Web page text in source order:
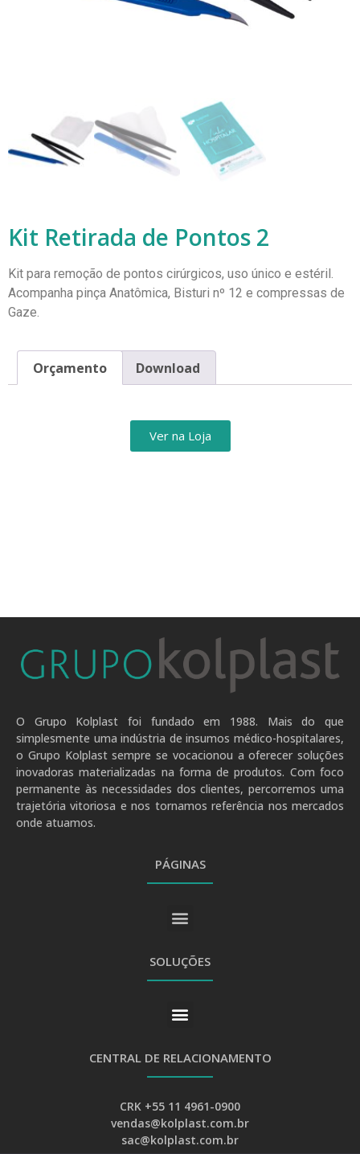
Kit Retirada de Pontos 2
Kit para remoção de pontos cirúrgicos, uso único e estéril.
Acompanha pinça Anatômica, Bisturi nº 12 e compressas de
Gaze.
Orçamento Download
Ver na Loja
O Grupo Kolplast foi fundado em 1988. Mais do que
simplesmente uma indústria de insumos médico-hospitalares,
o Grupo Kolplast sempre se vocacionou a oferecer soluções
inovadoras materializadas na forma de produtos. Com foco
permanente às necessidades dos clientes, percorremos uma
trajetória vitoriosa e nos tornamos referência nos mercados
onde atuamos.
PÁGINAS
SOLUÇÕES
CENTRAL DE RELACIONAMENTO
CRK +55 11 4961-0900
vendas@kolplast.com.br
sac@kolplast.com.br